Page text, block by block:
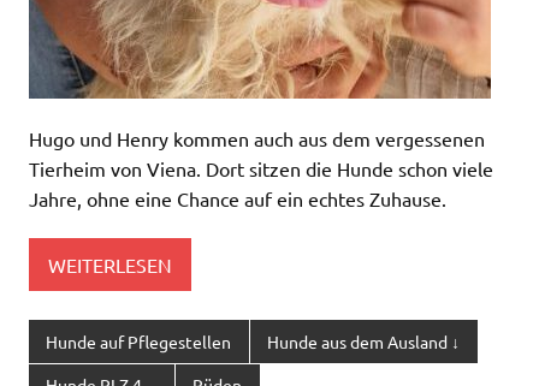
Hugo und Henry kommen auch aus dem vergessenen
Tierheim von Viena. Dort sitzen die Hunde schon viele
Jahre, ohne eine Chance auf ein echtes Zuhause.
WEITERLESEN
Hunde auf Pflegestellen Hunde aus dem Ausland ↓